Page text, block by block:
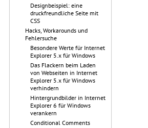
Designbeispiel: eine
druckfreundliche Seite mit
CSS
Hacks, Workarounds und
Fehlersuche
Besondere Werte für Internet
Explorer 5.x für Windows
Das Flackern beim Laden
von Webseiten in Internet
Explorer 5.x für Windows
verhindern
Hintergrundbilder in Internet
Explorer 6 für Windows
verankern
Conditional Comments